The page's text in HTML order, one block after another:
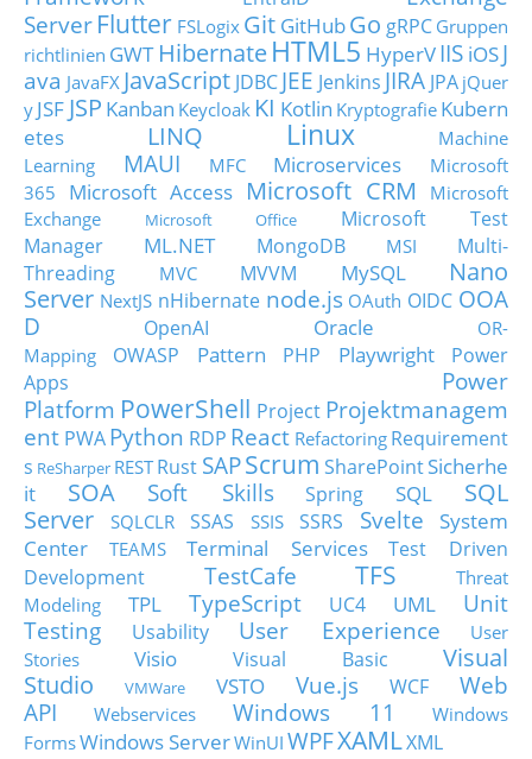
Server Flutter FSLogix Git GitHubGo gRPC Gruppen
richtlinien GWT HibernateHTML5 HyperVIIS iOSJ
ava JavaFX JavaScript JDBC JEE Jenkins JIRA JPA jQuer
y JSF JSP Kanban Keycloak KI Kotlin Kryptografie Kubern
etes
LINQ Linux
Machine
Learning
MAUI MFC Microservices
Microsoft
365
Microsoft Access Microsoft CRM
Microsoft
Exchange
Microsoft Office
Microsoft Test
Manager
ML.NET MongoDB MSI
Multi-
Threading
MVC MVVM MySQL
Nano
Server NextJS nHibernate node.js OAuth OIDC OOA
D
OpenAI Oracle
OR-
Mapping
OWASP Pattern PHP Playwright
Power
Apps
Power
Platform PowerShell Project Projektmanagem
ent PWA Python RDP React Refactoring Requirement
s ReSharper RESTRust SAPScrum SharePointSicherhe
it
SOA Soft Skills Spring SQL
SQL
Server
SQLCLR SSAS SSIS SSRS Svelte
System
Center
TEAMS Terminal Services
Test Driven
Development
TestCafe TFS
Threat
Modeling
TPL TypeScript UC4 UML
Unit
Testing
Usability User Experience
User
Stories
Visio Visual Basic
Visual
Studio
VMWare VSTO Vue.js WCF
Web
API
Webservices Windows 11
Windows
FormsWindows ServerWinUI WPFXAMLXML